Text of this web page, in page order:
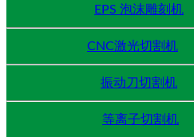
EPS 泡沫雕刻机
CNC激光切割机
振动刀切割机
等离子切割机